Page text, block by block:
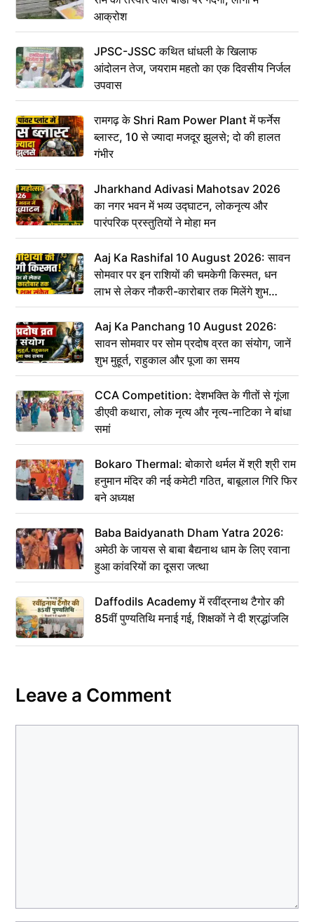
आक्रोश
JPSC-JSSC कथित धांधली के खिलाफ
आंदोलन तेज, जयराम महतो का एक दिवसीय निर्जल
उपवास
रामगढ़ के Shri Ram Power Plant में फर्नेस
ब्लास्ट, 10 से ज्यादा मजदूर झुलसे; दो की हालत
गंभीर
Jharkhand Adivasi Mahotsav 2026
का नगर भवन में भव्य उद्घाटन, लोकनृत्य और
पारंपरिक प्रस्तुतियों ने मोहा मन
Aaj Ka Rashifal 10 August 2026: सावन
सोमवार पर इन राशियों की चमकेगी किस्मत, धन
लाभ से लेकर नौकरी-कारोबार तक मिलेंगे शुभ
संकेत
Aaj Ka Panchang 10 August 2026:
सावन सोमवार पर सोम प्रदोष व्रत का संयोग, जानें
शुभ मुहूर्त, राहुकाल और पूजा का समय
CCA Competition: देशभक्ति के गीतों से गूंजा
डीएवी कथारा, लोक नृत्य और नृत्य-नाटिका ने बांधा
समां
Bokaro Thermal: बोकारो थर्मल में श्री श्री राम
हनुमान मंदिर की नई कमेटी गठित, बाबूलाल गिरि फिर
बने अध्यक्ष
Baba Baidyanath Dham Yatra 2026:
अमेठी के जायस से बाबा बैद्यनाथ धाम के लिए रवाना
हुआ कांवरियों का दूसरा जत्था
Daffodils Academy में रवींद्रनाथ टैगोर की
85वीं पुण्यतिथि मनाई गई, शिक्षकों ने दी श्रद्धांजलि
Leave a Comment